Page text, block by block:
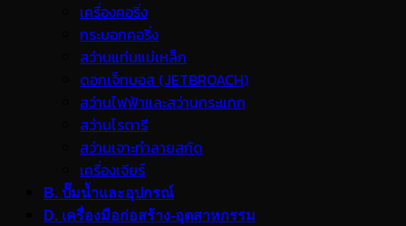
เครื่องคอริ่ง
กระบอกคอริ่ง
สว่านแท่นแม่เหล็ก
ดอกเจ็ทบอส (JETBROACH)
สว่านไฟฟ้าและสว่านกระแทก
สว่านโรตารี
สว่านเจาะทำลายสกัด
เครื่องเจียร์
B. ปั๊มน้ำและอุปกรณ์
D. เครื่องมือก่อสร้าง-อุตสาหกรรม